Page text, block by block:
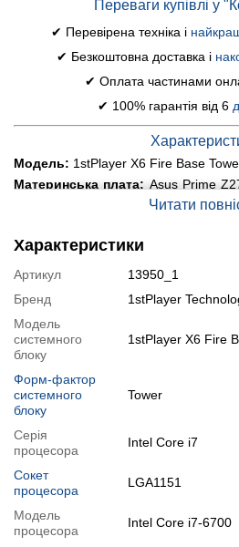
Переваги купівлі у
✔ Перевірена техніка і
✔ Безкоштовна доставка і
✔ Оплата частинами
✔ 100% гарантія від 6
Модель: 1stPlayer X6 Fire Base
Материнська плата:Asus Prime
Охолодження процесора:
XT (нова комплектуюча)
Оперативна пам'ять: 16 GB
MHz Kingston Fury
Постійна пам'ять:
Графіка:дискретна Sapphire
256-bit
Порти:4x USB 2.0, 5x USB 3.0, 2x
DisplayPort, 5x Audio, 1x LAN (RJ-45)
Оптичний привід:
Блок живлення:
550W Power
Стан:
б/в
Операційна система: замовити
Нові комплектуючі:
Читати
Характеристики
Артикул
13950_1
Бренд
1stPlayer
Модель
системного
блоку
1stPlayer X6 Fire
Форм-фактор
системного
блоку
Tower
Серія
процесора
Intel Core i7
Сокет
процесора
LGA1151
Модель
процесора
Intel Core i7-6700